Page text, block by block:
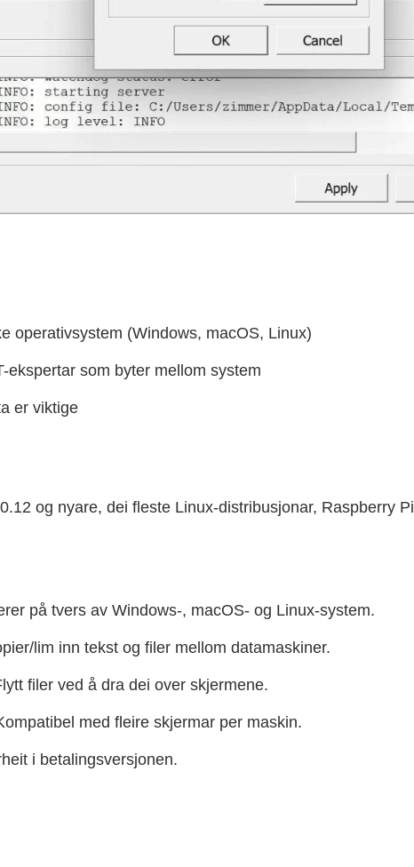
operativsystem (Windows, macOS, Linux)
ekspertar som byter mellom system
er viktige
og nyare, dei fleste Linux-distribusjonar, Raspberry Pi
på tvers av Windows-, macOS- og Linux-system.
lim inn tekst og filer mellom datamaskiner.
filer ved å dra dei over skjermene.
med fleire skjermar per maskin.
i betalingsversjonen.